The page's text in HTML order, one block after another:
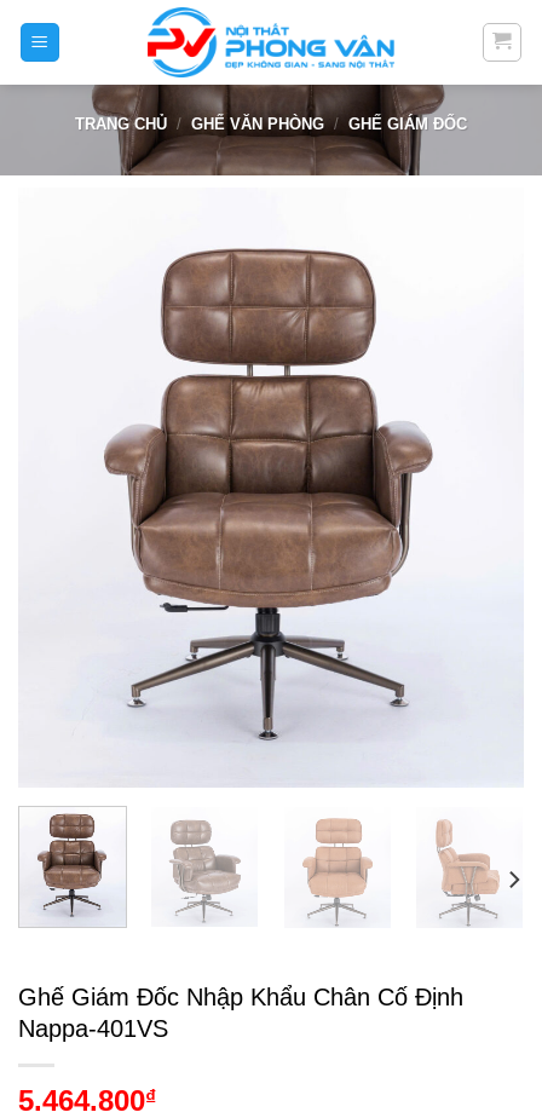
TRANG CHỦ / GHẾ VĂN PHÒNG / GHẾ GIÁM ĐỐC
Ghế Giám Đốc Nhập Khẩu Chân Cố Định
Nappa-401VS
5.464.800₫